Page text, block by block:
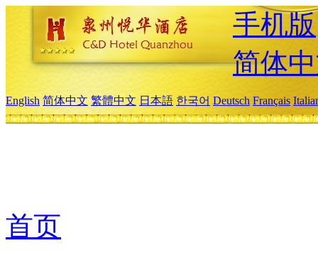
手机版
简体
English 简体中文 繁體中文 日本語 한국어 Deutsch Français
首页